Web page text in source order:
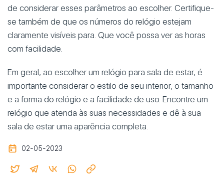
de considerar esses parâmetros ao escolher. Certifique-
se também de que os números do relógio estejam
claramente visíveis para. Que você possa ver as horas
com facilidade.
Em geral, ao escolher um relógio para sala de estar, é
importante considerar o estilo de seu interior, o tamanho
e a forma do relógio e a facilidade de uso. Encontre um
relógio que atenda às suas necessidades e dê à sua
sala de estar uma aparência completa.
02-05-2023